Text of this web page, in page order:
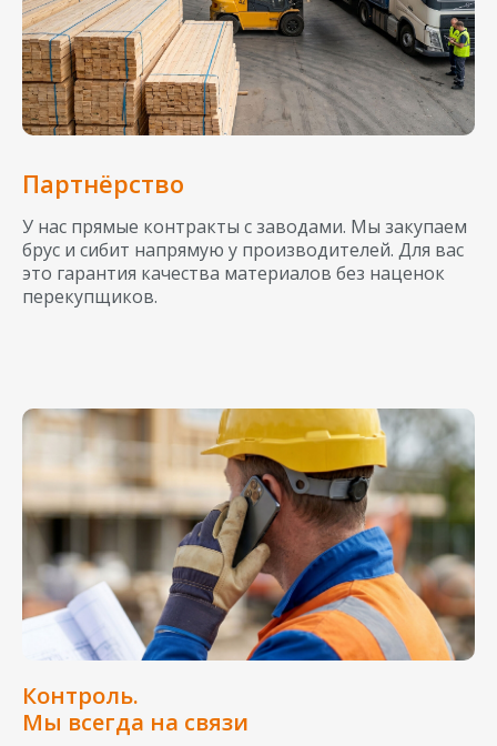
Партнёрство
У нас прямые контракты с заводами. Мы закупаем
брус и сибит напрямую у производителей. Для вас
это гарантия качества материалов без наценок
перекупщиков.
Контроль.
Мы всегда на связи